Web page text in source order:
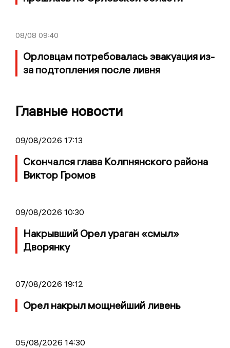
08/08 09:40
Орловцам потребовалась эвакуация из-
за подтопления после ливня
Главные новости
09/08/2026 17:13
Скончался глава Колпнянского района
Виктор Громов
09/08/2026 10:30
Накрывший Орел ураган «смыл»
Дворянку
07/08/2026 19:12
Орел накрыл мощнейший ливень
05/08/2026 14:30